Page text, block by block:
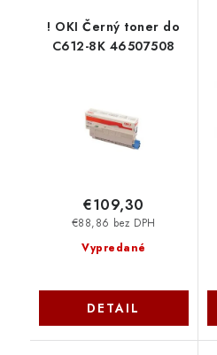
! OKI Černý toner do
C612-8K 46507508
Vypredané
€88,86 bez DPH
€109,30
DETAIL